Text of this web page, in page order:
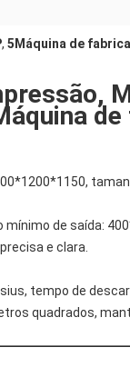
, 5Máquina de
de saída:
e clara.
tempo de
quadrados,